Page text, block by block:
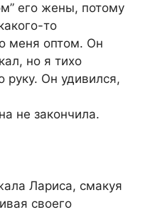
его жены, потому
то
меня оптом. Он
но я тихо
руку. Он удивился,
не закончила.
Лариса, смакуя
своего